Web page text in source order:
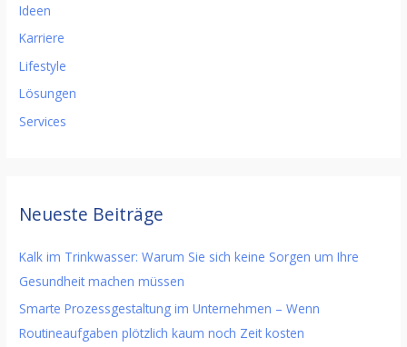
Ideen
Karriere
Lifestyle
Lösungen
Services
Neueste Beiträge
Kalk im Trinkwasser: Warum Sie sich keine Sorgen um Ihre
Gesundheit machen müssen
Smarte Prozessgestaltung im Unternehmen – Wenn
Routineaufgaben plötzlich kaum noch Zeit kosten